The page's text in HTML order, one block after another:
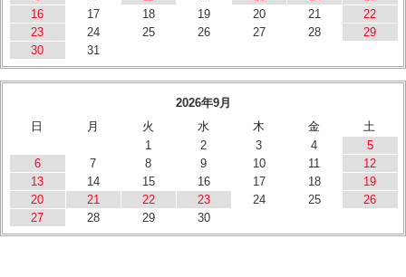
16
17 18 19 20 21
22
23
24 25 26 27 28
29
30
31
2026年9月
日
月 火 水 木 金
土
1
2 3 4
5
6
7 8 9 10 11
12
13
14 15 16 17 18
19
20
21 22 23 24 25
26
27
28 29 30